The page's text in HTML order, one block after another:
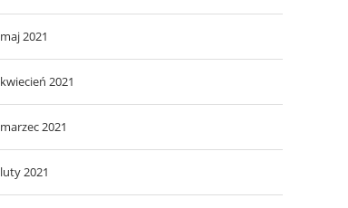
maj 2021
kwiecień 2021
marzec 2021
luty 2021